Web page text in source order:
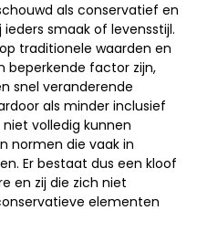
als conservatief en
smaak of levensstijl.
traditionele waarden en
beperkende factor zijn,
snel veranderende
als minder inclusief
volledig kunnen
normen die vaak in
Er bestaat dus een kloof
en zij die zich niet
elementen